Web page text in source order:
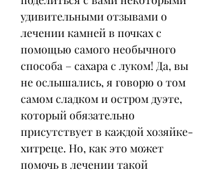
удивительными отзывами о
лечении камней в почках с
помощью самого необычного
способа – сахара с луком! Да, вы
не ослышались, я говорю о том
самом сладком и остром дуэте,
который обязательно
присутствует в каждой хозяйке-
хитреце. Но, как это может
помочь в лечении такой